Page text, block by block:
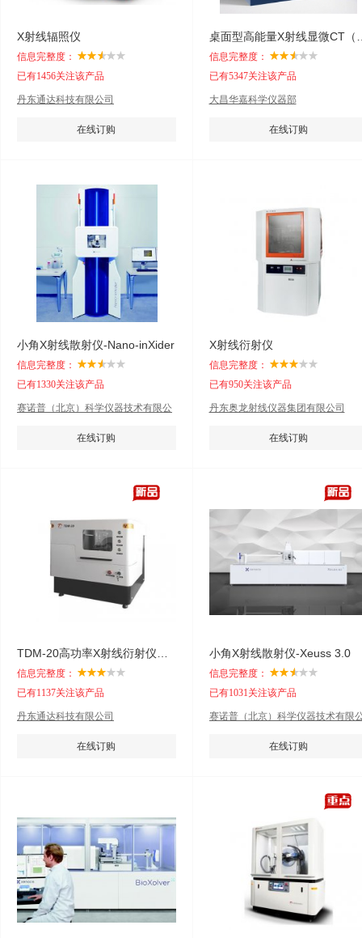
X射线辐照仪
信息完整度：
已有1456关注该产品
丹东通达科技有限公司
在线订购
信息完整度：
已有5347关注该产品
大昌华嘉科学仪器部
在线订购
小角X射线散射仪-Nano-inXider
信息完整度：
已有1330关注该产品
赛诺普（北京）科学仪器技术有限公
在线订购
X射线衍射仪
信息完整度：
已有950关注该产品
丹东奥龙射线仪器集团有限公司
在线订购
信息完整度：
已有1137关注该产品
丹东通达科技有限公司
在线订购
小角X射线散射仪-Xeuss 3.0
信息完整度：
已有1031关注该产品
赛诺普（北京）科学仪器技术有限
在线订购